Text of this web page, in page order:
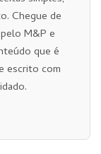
Chegue de
M&P e
que é
escrito com